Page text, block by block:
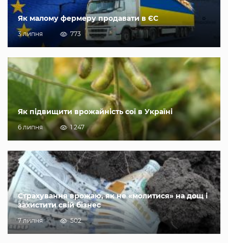
Як малому фермеру продавати в ЄС
3 липня 773
Як підвищити врожайність сої в Україні
6 липня 1 247
Страхування врожаю, як не «молитися» на дощ і
захистити свій бізнес
7 липня 502